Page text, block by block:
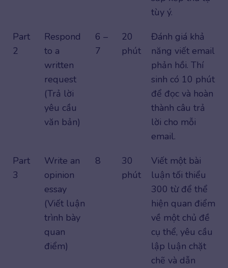
tùy ý.
Part
2
Respond
to a
written
request
(Trả lời
yêu cầu
văn bản)
6 –
7
20
phút
Đánh giá khả
năng viết email
phản hồi. Thí
sinh có 10 phút
để đọc và hoàn
thành câu trả
lời cho mỗi
email.
Part
3
Write an
opinion
essay
(Viết luận
trình bày
quan
điểm)
8
30
phút
Viết một bài
luận tối thiểu
300 từ để thể
hiện quan điểm
về một chủ đề
cụ thể, yêu cầu
lập luận chặt
chẽ và dẫn